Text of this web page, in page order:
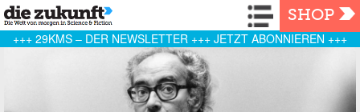
Navigation
SHOP
+++ 29KMS – DER NEWSLETTER +++ JETZT ABONNIEREN +++